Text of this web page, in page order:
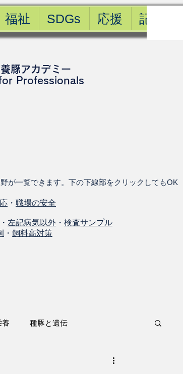
福祉 SDGs 応援 記事一覧
豚アカデミー
Professionals
が一覧できます。下の下線部をクリックしてもOK
・ 職場の安全
・ 左記病気以外 ・ 検査サンプル
・ 飼料高対策
養 種豚と遺伝